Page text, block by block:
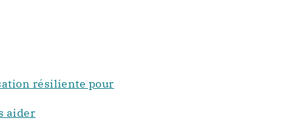
résiliente pour
aider